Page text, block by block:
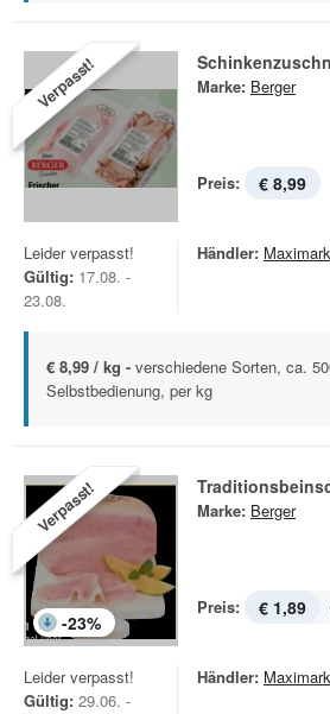
Verpasst! Marke: Berger
Preis: € 8,99
Leider verpasst!
Gültig: 17.08. -
23.08.
Händler:
€ 8,99 / kg - verschiedene Sorten, ca.
Selbstbedienung, per kg
Verpasst!
-23%
Marke: Berger
Preis: € 1,89
Leider verpasst!
Gültig: 29.06. -
Händler: